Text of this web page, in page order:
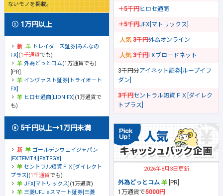
ないモノを掲載。
1万円以上
トレイダーズ証券[みんなの
FX] (1千通貨でも)
外為どっとコム(1万通貨でも)
[PR]
インヴァスト証券[トライオート
FX]
ヒロセ通商[LION FX] (1万通貨で
も)
5千円以上→1万円未満
ゴールデンウェイジャパン
[FXTFMT4][FXTFGX]
セントラル短資ＦＸ[ダイレクト
プラス] (1千通貨でも)
JFX[マトリックス] (1万通貨)
三菱UFJ eスマート証券[三菱
＋5千円ヒロセ通商
＋5千円JFX[マトリックス]
3千円外為オンライン
3千円FXブロードネット
3千円分アイネット証券[ループイフ
ダン]
3千円セントラル短資ＦＸ[ダイレク
トプラス]
2026年8月3日更新
外為どっとコム
[PR]
1万通貨で5000円